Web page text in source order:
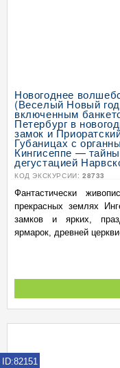
Новогоднее
(Веселый Новый
включенным
Петербург в
замок и
Губаницах с
Кингисеппе —
дегустацией
КОД ЭКСКУРСИИ: 28733
Фантастически
прекрасных землях
замков и ярких,
ярмарок, древней
ID:82151